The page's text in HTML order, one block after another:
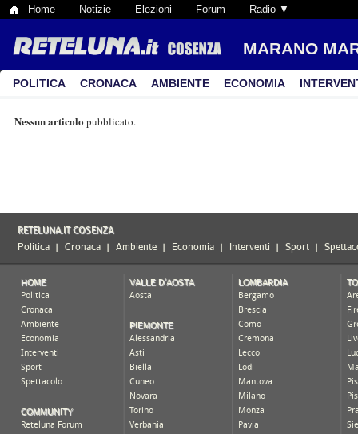
Home Notizie Elezioni Forum Radio ▼
MARANO
POLITICA CRONACA AMBIENTE ECONOMIA
Nessun articolo pubblicato.